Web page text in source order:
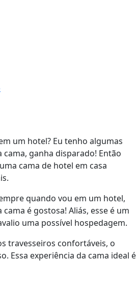
um hotel? Eu tenho algumas
cama, ganha disparado! Então
cama de hotel em casa
quando vou em um hotel,
é gostosa! Aliás, esse é um
uma possível hospedagem.
travesseiros confortáveis, o
Essa experiência da cama ideal é